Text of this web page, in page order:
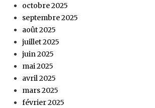
octobre 2025
septembre 2025
août 2025
juillet 2025
juin 2025
mai 2025
avril 2025
mars 2025
février 2025